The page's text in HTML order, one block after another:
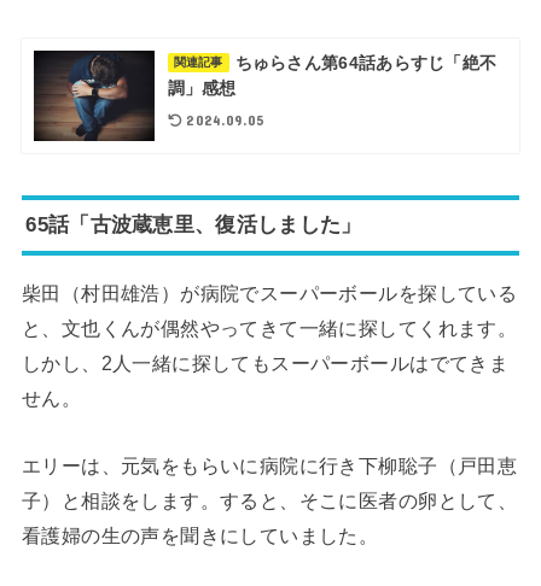
関連記事
ちゅらさん第64話あらすじ「絶不
調」感想
2024.09.05
65話「古波蔵恵里、復活しました」
柴田（村田雄浩）が病院でスーパーボールを探している
と、文也くんが偶然やってきて一緒に探してくれます。
しかし、2人一緒に探してもスーパーボールはでてきま
せん。
エリーは、元気をもらいに病院に行き下柳聡子（戸田恵
子）と相談をします。すると、そこに医者の卵として、
看護婦の生の声を聞きにしていました。